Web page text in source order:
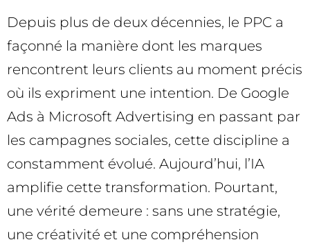
Depuis plus de deux décennies, le PPC a
façonné la manière dont les marques
rencontrent leurs clients au moment précis
où ils expriment une intention. De Google
Ads à Microsoft Advertising en passant par
les campagnes sociales, cette discipline a
constamment évolué. Aujourd’hui, l’IA
amplifie cette transformation. Pourtant,
une vérité demeure : sans une stratégie,
une créativité et une compréhension